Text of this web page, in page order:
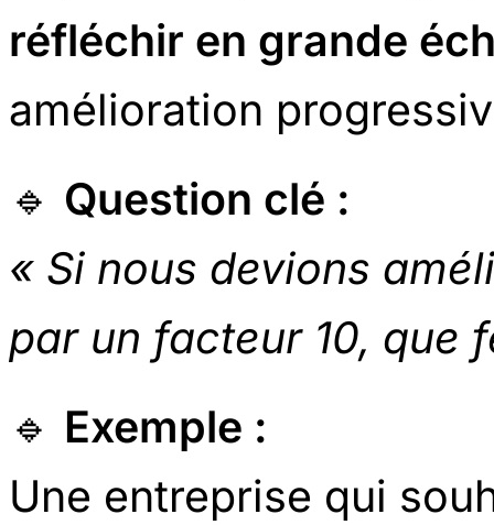
réfléchir en grande
amélioration
🔹 Question clé :
« Si nous devions
par un facteur 10, que
🔹 Exemple :
Une entreprise qui